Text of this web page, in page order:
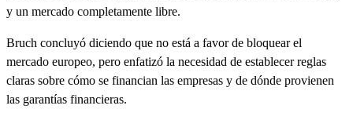
y un mercado completamente libre.
Bruch concluyó diciendo que no está a favor de bloquear el
mercado europeo, pero enfatizó la necesidad de establecer reglas
claras sobre cómo se financian las empresas y de dónde provienen
las garantías financieras.